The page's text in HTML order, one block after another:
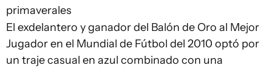
primaverales
El exdelantero y ganador del Balón de Oro al Mejor
Jugador en el Mundial de Fútbol del 2010 optó por
un traje casual en azul combinado con una